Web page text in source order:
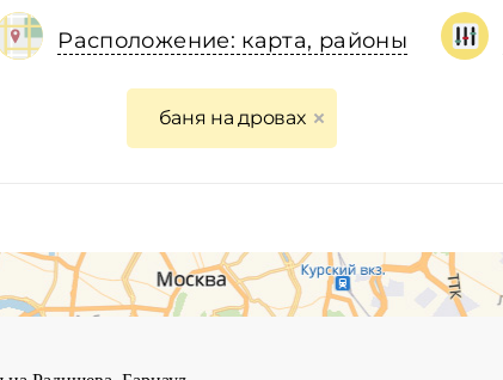
Расположение: карта, районы
баня на дровах